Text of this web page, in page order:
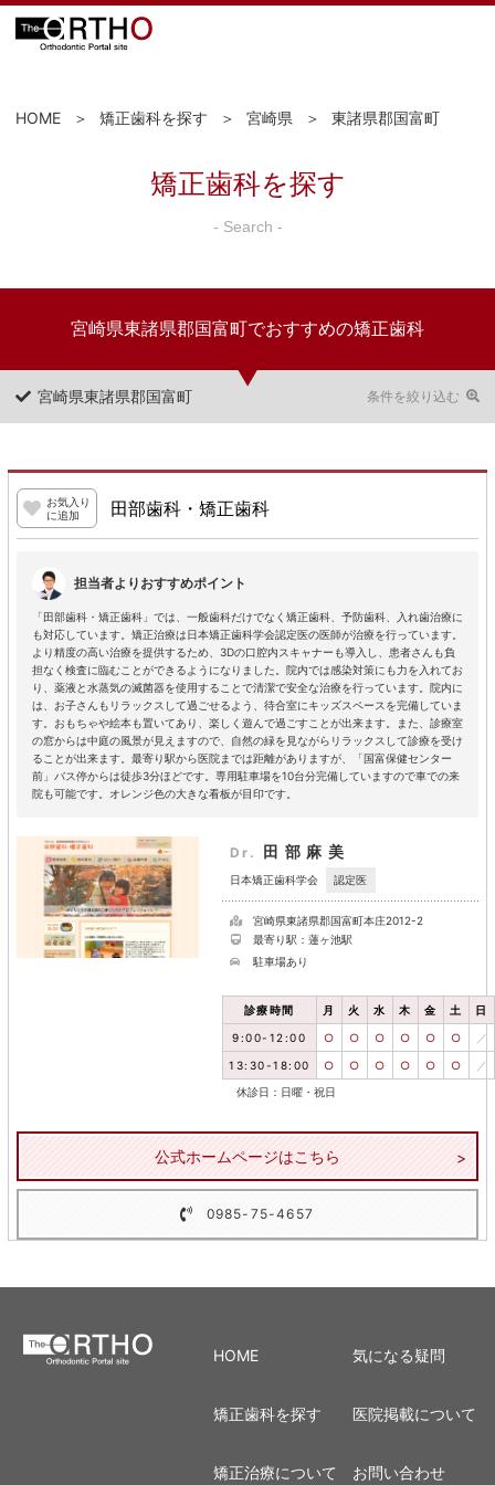
HOME 矯正歯科を探す 宮崎県 東諸県郡国富町
矯正歯科を探す
- Search -
宮崎県東諸県郡国富町でおすすめの矯正歯科
宮崎県東諸県郡国富町 条件を絞り込む
お気入り
に追加
田部歯科・矯正歯科
担当者よりおすすめポイント
「田部歯科・矯正歯科」では、一般歯科だけでなく矯正歯科、予防歯科、入れ歯治療に
も対応しています。矯正治療は日本矯正歯科学会認定医の医師が治療を行っています。
より精度の高い治療を提供するため、3Dの口腔内スキャナーも導入し、患者さんも負
担なく検査に臨むことができるようになりました。院内では感染対策にも力を入れてお
り、薬液と水蒸気の滅菌器を使用することで清潔で安全な治療を行っています。院内に
は、お子さんもリラックスして過ごせるよう、待合室にキッズスペースを完備していま
す。おもちゃや絵本も置いてあり、楽しく遊んで過ごすことが出来ます。また、診療室
の窓からは中庭の風景が見えますので、自然の緑を見ながらリラックスして診療を受け
ることが出来ます。最寄り駅から医院までは距離がありますが、「国富保健センター
前」バス停からは徒歩3分ほどです。専用駐車場を10台分完備していますので車での来
院も可能です。オレンジ色の大きな看板が目印です。
Dr. 田部麻美
日本矯正歯科学会 認定医
宮崎県東諸県郡国富町本庄2012-2
最寄り駅：蓮ヶ池駅
駐車場あり
診療時間 月 火 水 木 金 土 日
9:00-12:00 ○ ○ ○ ○ ○ ○ ／
13:30-18:00 ○ ○ ○ ○ ○ ○ ／
休診日：日曜・祝日
公式ホームページはこちら
0985-75-4657
HOME
矯正歯科を探す
矯正治療について
気になる疑問
医院掲載について
お問い合わせ